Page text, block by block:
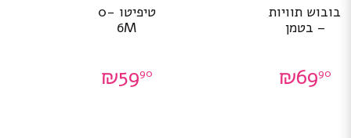
בובוש תוויות
– בטמן
₪6990
טיפיטו 0-
6M
₪5990